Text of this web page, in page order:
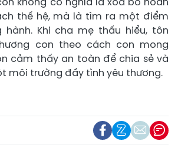
thế hệ, mà là tìm ra một điểm
Khi cha mẹ thấu hiểu, tôn
con theo cách con mong
cảm thấy an toàn để chia sẻ và
môi trường đầy tình yêu thương.